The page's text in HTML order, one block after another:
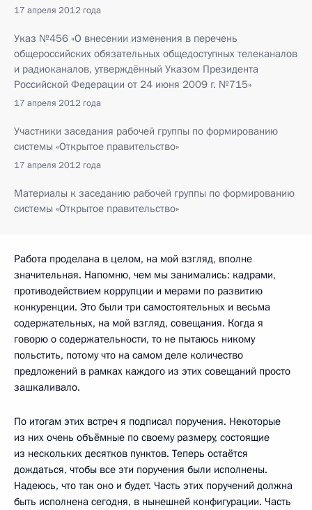
17 апреля 2012 года
Указ №456 «О внесении изменения в перечень
общероссийских обязательных общедоступных телеканалов
и радиоканалов, утверждённый Указом Президента
Российской Федерации от 24 июня 2009 г. №715»
17 апреля 2012 года
Участники заседания рабочей группы по формированию
системы «Открытое правительство»
17 апреля 2012 года
Материалы к заседанию рабочей группы по формированию
системы «Открытое правительство»
Работа проделана в целом, на мой взгляд, вполне
значительная. Напомню, чем мы занимались: кадрами,
противодействием коррупции и мерами по развитию
конкуренции. Это были три самостоятельных и весьма
содержательных, на мой взгляд, совещания. Когда я
говорю о содержательности, то не пытаюсь никому
польстить, потому что на самом деле количество
предложений в рамках каждого из этих совещаний просто
зашкаливало.
По итогам этих встреч я подписал поручения. Некоторые
из них очень объёмные по своему размеру, состоящие
из нескольких десятков пунктов. Теперь остаётся
дождаться, чтобы все эти поручения были исполнены.
Надеюсь, что так оно и будет. Часть этих поручений должна
быть исполнена сегодня, в нынешней конфигурации. Часть